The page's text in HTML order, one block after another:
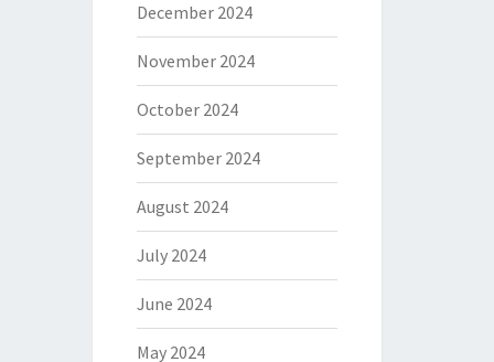
December 2024
November 2024
October 2024
September 2024
August 2024
July 2024
June 2024
May 2024